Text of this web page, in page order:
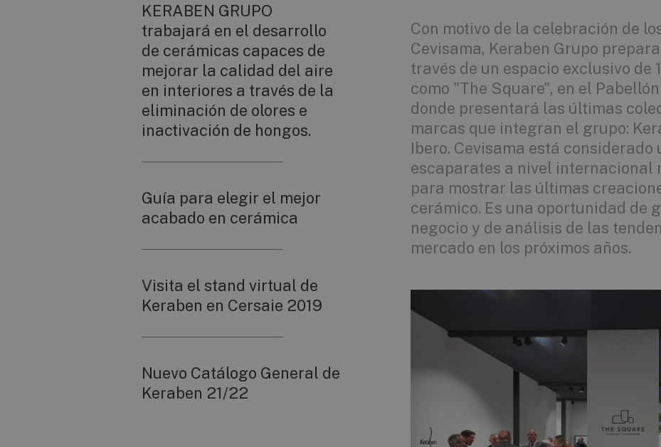
Con motivo de la celebración de
Cevisama, Keraben Grupo
través de un espacio exclusivo de
como "The Square", en el Pabellón
donde presentará las últimas
marcas que integran el grupo:
Ibero. Cevisama está considerado
escaparates a nivel internacional
para mostrar las últimas
cerámico. Es una oportunidad de
negocio y de análisis de las
mercado en los próximos años.
KERABEN GRUPO
trabajará en el desarrollo
de cerámicas capaces de
mejorar la calidad del aire
en interiores a través de la
eliminación de olores e
inactivación de hongos.
Guía para elegir el mejor
acabado en cerámica
Visita el stand virtual de
Keraben en Cersaie 2019
Nuevo Catálogo General de
Keraben 21/22